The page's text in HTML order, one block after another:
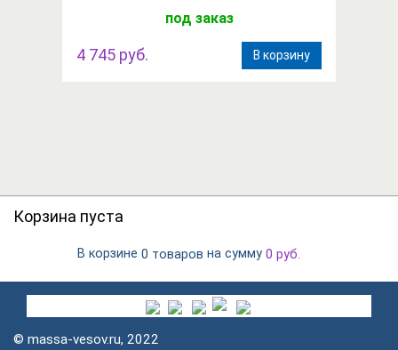
под заказ
4 745 руб. В корзину
Корзина пуста
В корзине 0 товаров на сумму 0 руб.
© massa-vesov.ru, 2022